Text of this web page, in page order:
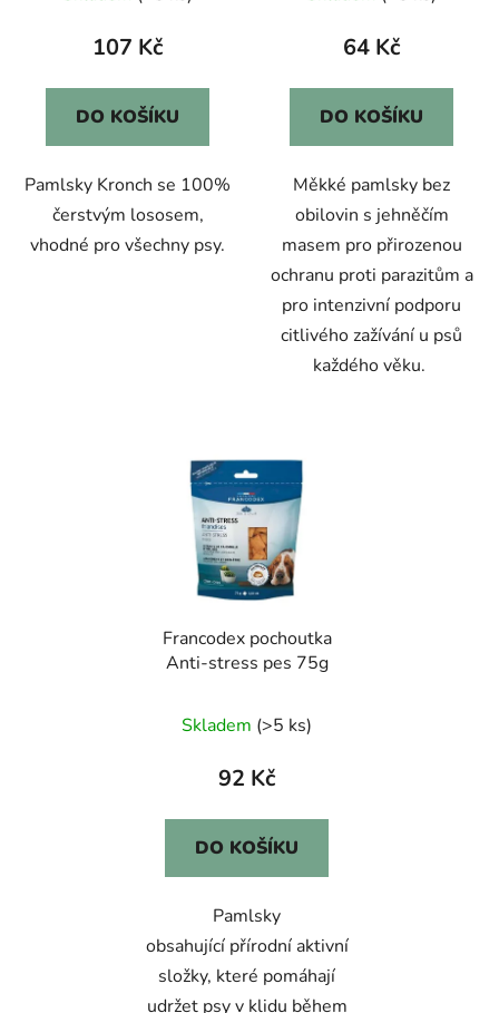
107 Kč
DO KOŠÍKU
Pamlsky Kronch se 100%
čerstvým lososem,
vhodné pro všechny psy.
64 Kč
DO KOŠÍKU
Měkké pamlsky bez
obilovin s jehněčím
masem pro přirozenou
ochranu proti parazitům a
pro intenzivní podporu
citlivého zažívání u psů
každého věku.
Francodex pochoutka
Anti-stress pes 75g
Skladem (>5 ks)
92 Kč
DO KOŠÍKU
Pamlsky
obsahující přírodní aktivní
složky, které pomáhají
udržet psy v klidu během